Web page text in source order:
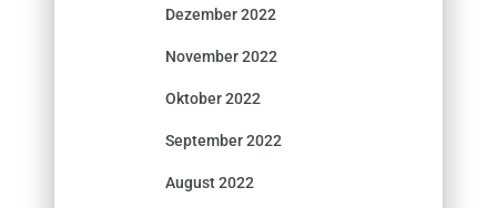
Dezember 2022
November 2022
Oktober 2022
September 2022
August 2022